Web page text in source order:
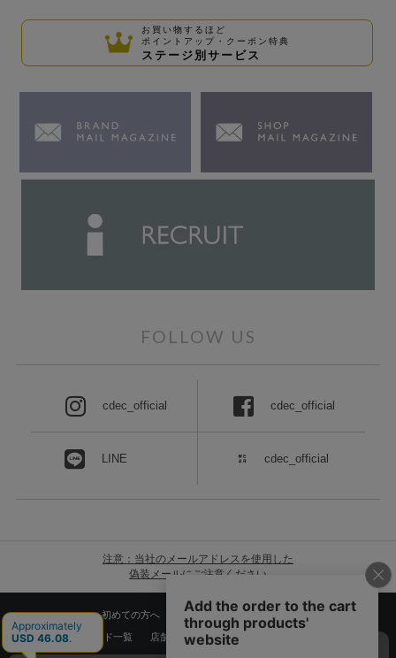
お買い物するほど
ポイントアップ・クーポン特典
ステージ別サービス
FOLLOW US
cdec_official cdec_official
LINE cdec_official
注意：当社のメールアドレスを使用した
偽装メールにご注意ください
初めての方へ ご利用案内・お問い合わせ
ブランド一覧 店舗検索 企業情報